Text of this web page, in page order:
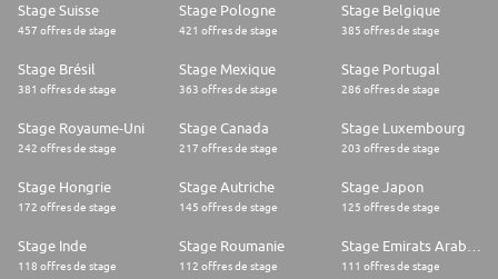
Stage Suisse
457 offres de stage
Stage Pologne
421 offres de stage
Stage Belgique
385 offres de stage
Stage Brésil
381 offres de stage
Stage Mexique
363 offres de stage
Stage Portugal
286 offres de stage
Stage Royaume-Uni
242 offres de stage
Stage Canada
217 offres de stage
Stage Luxembourg
203 offres de stage
Stage Hongrie
172 offres de stage
Stage Autriche
145 offres de stage
Stage Japon
125 offres de stage
Stage Inde
118 offres de stage
Stage Roumanie
112 offres de stage 111 offres de stage